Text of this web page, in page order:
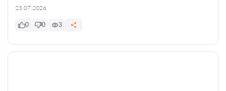
23.07.2026
0 0 3